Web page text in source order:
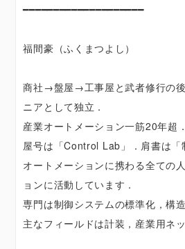
━━━━━━━━━━━━━━━━━━━━
福間豪（ふくまつよし）
商社→盤屋→工事屋と武者修行の
ニアとして独立．
産業オートメーション一筋20年超．
屋号は「Control Lab」．肩書は「
オートメーションに携わる全ての
ョンに活動しています．
専門は制御システムの標準化，構
主なフィールドは計装，産業用ネ